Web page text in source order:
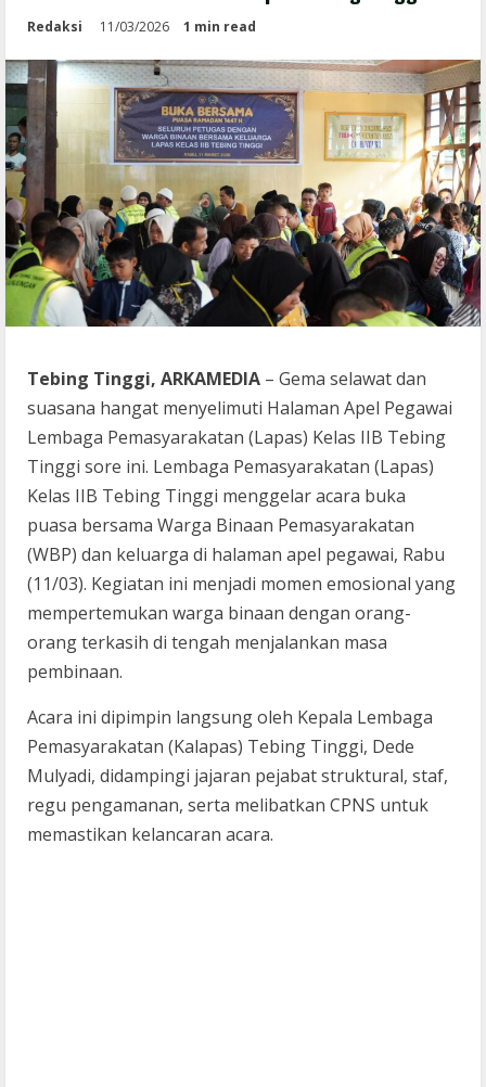
Redaksi 11/03/2026 1 min read
Tebing Tinggi, ARKAMEDIA – Gema selawat dan
suasana hangat menyelimuti Halaman Apel Pegawai
Lembaga Pemasyarakatan (Lapas) Kelas IIB Tebing
Tinggi sore ini. Lembaga Pemasyarakatan (Lapas)
Kelas IIB Tebing Tinggi menggelar acara buka
puasa bersama Warga Binaan Pemasyarakatan
(WBP) dan keluarga di halaman apel pegawai, Rabu
(11/03). Kegiatan ini menjadi momen emosional yang
mempertemukan warga binaan dengan orang-
orang terkasih di tengah menjalankan masa
pembinaan.
Acara ini dipimpin langsung oleh Kepala Lembaga
Pemasyarakatan (Kalapas) Tebing Tinggi, Dede
Mulyadi, didampingi jajaran pejabat struktural, staf,
regu pengamanan, serta melibatkan CPNS untuk
memastikan kelancaran acara.